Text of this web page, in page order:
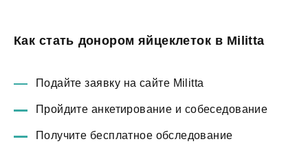
Как стать донором яйцеклеток в Militta
Подайте заявку на сайте Militta
Пройдите анкетирование и собеседование
Получите бесплатное обследование